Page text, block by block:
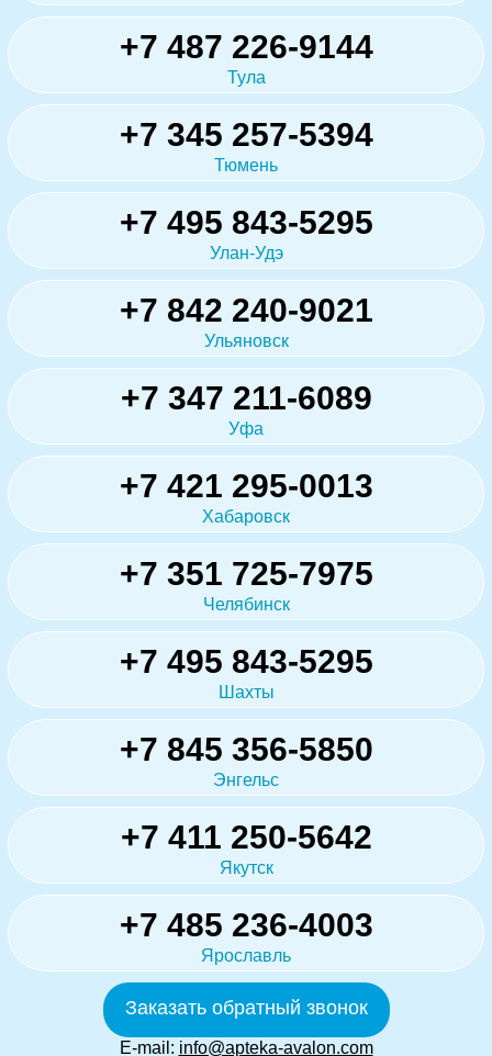
+7 487 226-9144
Тула
+7 345 257-5394
Тюмень
+7 495 843-5295
Улан-Удэ
+7 842 240-9021
Ульяновск
+7 347 211-6089
Уфа
+7 421 295-0013
Хабаровск
+7 351 725-7975
Челябинск
+7 495 843-5295
Шахты
+7 845 356-5850
Энгельс
+7 411 250-5642
Якутск
+7 485 236-4003
Ярославль
Заказать обратный звонок
E-mail: info@apteka-avalon.com